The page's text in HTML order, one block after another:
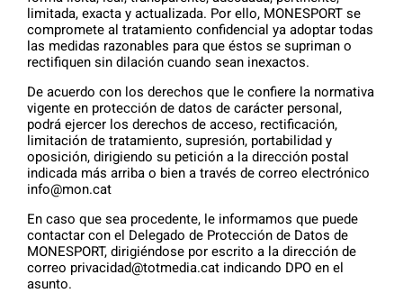
limitada, exacta y actualizada. Por ello, MONESPORT se
compromete al tratamiento confidencial ya adoptar todas
las medidas razonables para que éstos se supriman o
rectifiquen sin dilación cuando sean inexactos.
De acuerdo con los derechos que le confiere la normativa
vigente en protección de datos de carácter personal,
podrá ejercer los derechos de acceso, rectificación,
limitación de tratamiento, supresión, portabilidad y
oposición, dirigiendo su petición a la dirección postal
indicada más arriba o bien a través de correo electrónico
info@mon.cat
En caso que sea procedente, le informamos que puede
contactar con el Delegado de Protección de Datos de
MONESPORT, dirigiéndose por escrito a la dirección de
correo privacidad@totmedia.cat indicando DPO en el
asunto.